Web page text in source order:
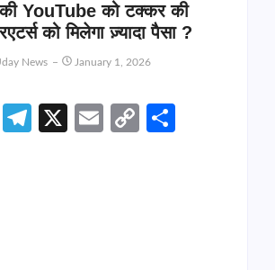
YouTube को टक्कर की
को मिलेगा ज़्यादा पैसा ?
News January 1, 2026
WhatsApp
Telegram
X EmailCopy